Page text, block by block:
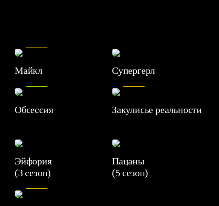
Майкл Супергерл
Обсессия
7.1
Закулисье реальности
Эйфория
(3 сезон)
Пацаны
(5 сезон)